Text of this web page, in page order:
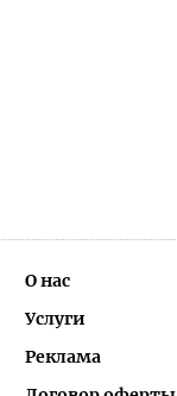
О нас
Услуги
Реклама